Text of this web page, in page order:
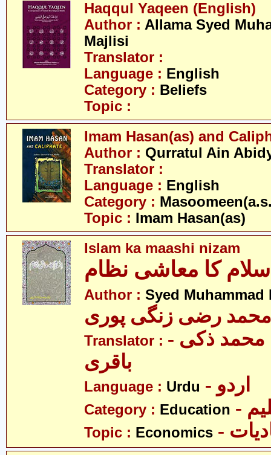
Haqqul Yaqeen (English)
Author : Allama Syed
Majlisi
Translator :
Language : English
Category : Beliefs
Topic :
Imam Hasan(as) and
Author : Qurratul Ain
Translator :
Language : English
Category :
Topic : Imam Hasan(as)
Islam ka maashi nizam
کا معاشی نظام
Author : Syed
رضی زنگی پوری
Translator : - مولانا سید محمد ذکی
باقری
Language : Urdu - اردو
Category : Education
Topic : Economics